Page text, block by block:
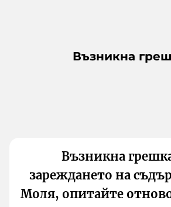
Възникна
Възникна
зареждането на
Моля, опитайте